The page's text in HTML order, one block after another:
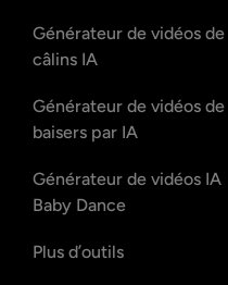
Générateur de vidéos de
câlins IA
Générateur de vidéos de
baisers par IA
Générateur de vidéos IA
Baby Dance
Plus d’outils